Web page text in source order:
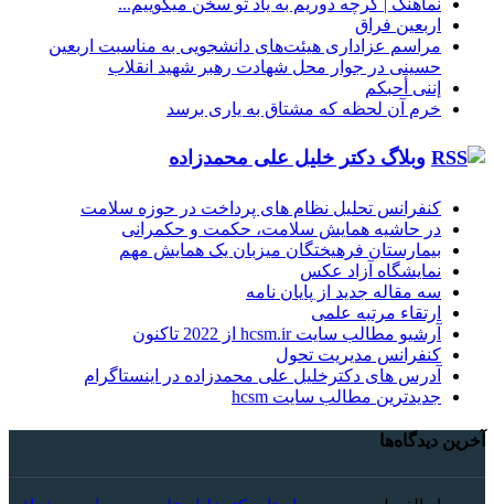
نماهنگ |‌ گرچه دوریم به یاد تو سخن میگوییم...
اربعین فراق
مراسم عزاداری هیئت‌های دانشجویی به مناسبت اربعین
حسینی در جوار محل شهادت رهبر شهید انقلاب
إننی أحبکم
خرم آن لحظه که مشتاق به یاری برسد
وبلاگ دکتر خلیل علی محمدزاده
کنفرانس تحلیل نظام های پرداخت در حوزه سلامت
در حاشیه همایش سلامت، حکمت و حکمرانی
بیمارستان فرهیختگان میزبان یک همایش مهم
نمایشگاه آزاد عکس
سه مقاله جدید از پایان نامه
ارتقاء مرتبه علمی
آرشیو مطالب سایت hcsm.ir از 2022 تاکنون
کنفرانس مدیریت تحول
آدرس های دکترخلیل علی محمدزاده در اینستاگرام
جدیدترین مطالب سایت hcsm
آخرین دیدگاه‌ها